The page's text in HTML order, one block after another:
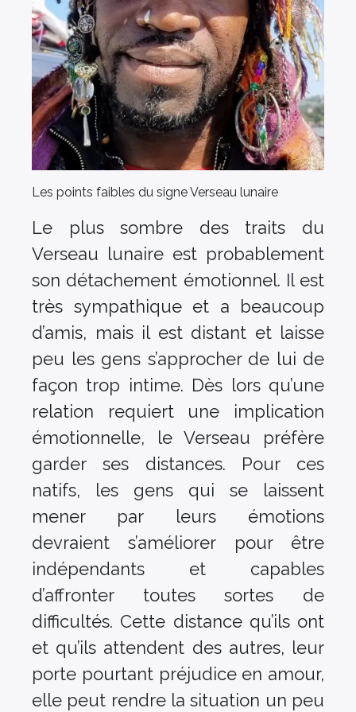
Les points faibles du signe Verseau lunaire
Le plus sombre des traits du
Verseau lunaire est probablement
son détachement émotionnel. Il est
très sympathique et a beaucoup
d’amis, mais il est distant et laisse
peu les gens s’approcher de lui de
façon trop intime. Dès lors qu’une
relation requiert une implication
émotionnelle, le Verseau préfère
garder ses distances. Pour ces
natifs, les gens qui se laissent
mener par leurs émotions
devraient s’améliorer pour être
indépendants et capables
d’affronter toutes sortes de
difficultés. Cette distance qu’ils ont
et qu’ils attendent des autres, leur
porte pourtant préjudice en amour,
elle peut rendre la situation un peu